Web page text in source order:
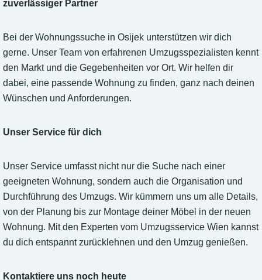
zuverlässiger Partner
Bei der Wohnungssuche in Osijek unterstützen wir dich
gerne. Unser Team von erfahrenen Umzugsspezialisten kennt
den Markt und die Gegebenheiten vor Ort. Wir helfen dir
dabei, eine passende Wohnung zu finden, ganz nach deinen
Wünschen und Anforderungen.
Unser Service für dich
Unser Service umfasst nicht nur die Suche nach einer
geeigneten Wohnung, sondern auch die Organisation und
Durchführung des Umzugs. Wir kümmern uns um alle Details,
von der Planung bis zur Montage deiner Möbel in der neuen
Wohnung. Mit den Experten vom Umzugsservice Wien kannst
du dich entspannt zurücklehnen und den Umzug genießen.
Kontaktiere uns noch heute